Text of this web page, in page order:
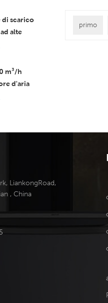
m³/h
di scarico
alte
flusso
m³/h
d'aria
tutti i
interne/
primo
LiankongRoad,
, China